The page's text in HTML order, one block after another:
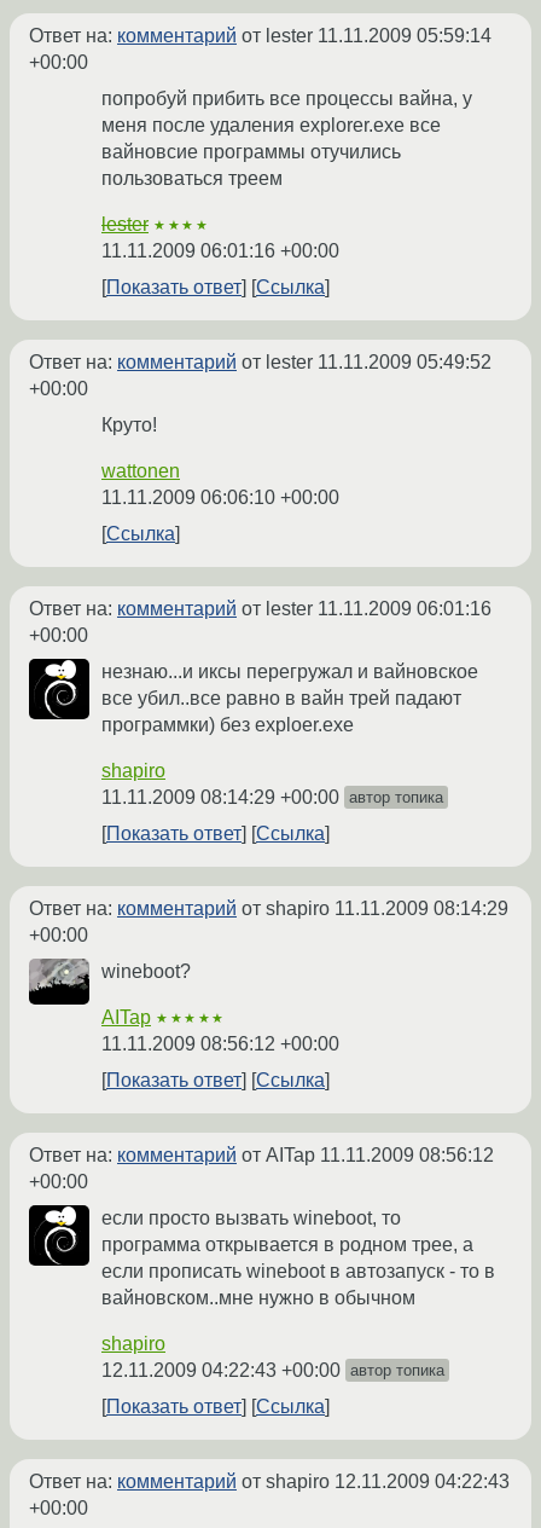
Ответ на: комментарий от lester 11.11.2009 05:59:14
+00:00
попробуй прибить все процессы вайна, у
меня после удаления explorer.exe все
вайновсие программы отучились
пользоваться треем
lester ★★★★
11.11.2009 06:01:16 +00:00
Показать ответ
Ссылка
Ответ на: комментарий от lester 11.11.2009 05:49:52
+00:00
Круто!
wattonen
11.11.2009 06:06:10 +00:00
Ссылка
Ответ на: комментарий от lester 11.11.2009 06:01:16
+00:00
незнаю...и иксы перегружал и вайновское
все убил..все равно в вайн трей падают
программки) без exploer.exe
shapiro
11.11.2009 08:14:29 +00:00 автор топика
Показать ответ Ссылка
Ответ на: комментарий от shapiro 11.11.2009 08:14:29
+00:00
wineboot?
AITap ★★★★★
11.11.2009 08:56:12 +00:00
Показать ответ
Ссылка
Ответ на: комментарий от AITap 11.11.2009 08:56:12
+00:00
если просто вызвать wineboot, то
программа открывается в родном трее, а
если прописать wineboot в автозапуск - то в
вайновском..мне нужно в обычном
shapiro
12.11.2009 04:22:43 +00:00 автор топика
Показать ответ Ссылка
Ответ на: комментарий от shapiro 12.11.2009 04:22:43
+00:00